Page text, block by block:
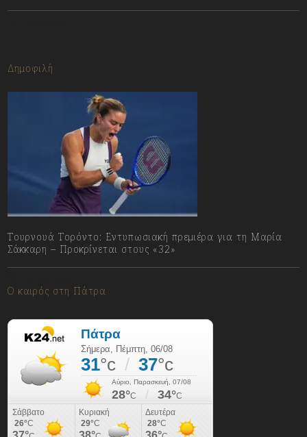
Δημοφιλή
Τουρνουά Τορόντο: Εντυπωσιακή πρεμιέρα για τη Μαρία
Σάκκαρη – Προκρίνεται στους «32»
Ο καιρός στη Πάτρα